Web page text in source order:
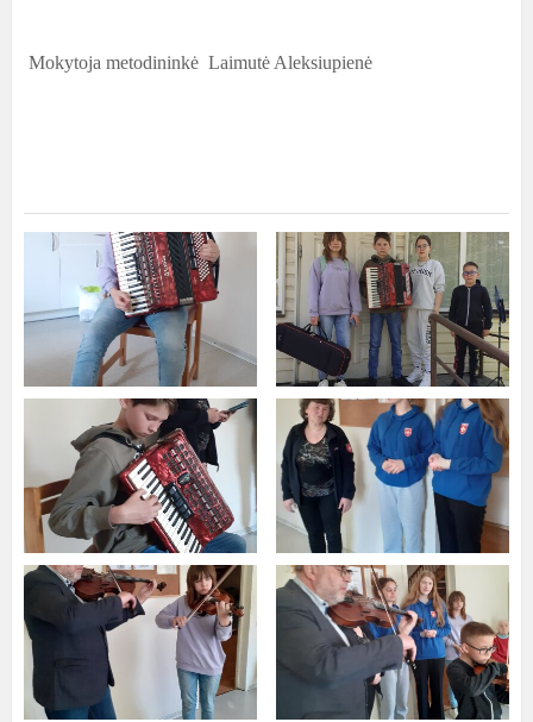
Mokytoja metodininkė Laimutė Aleksiupienė